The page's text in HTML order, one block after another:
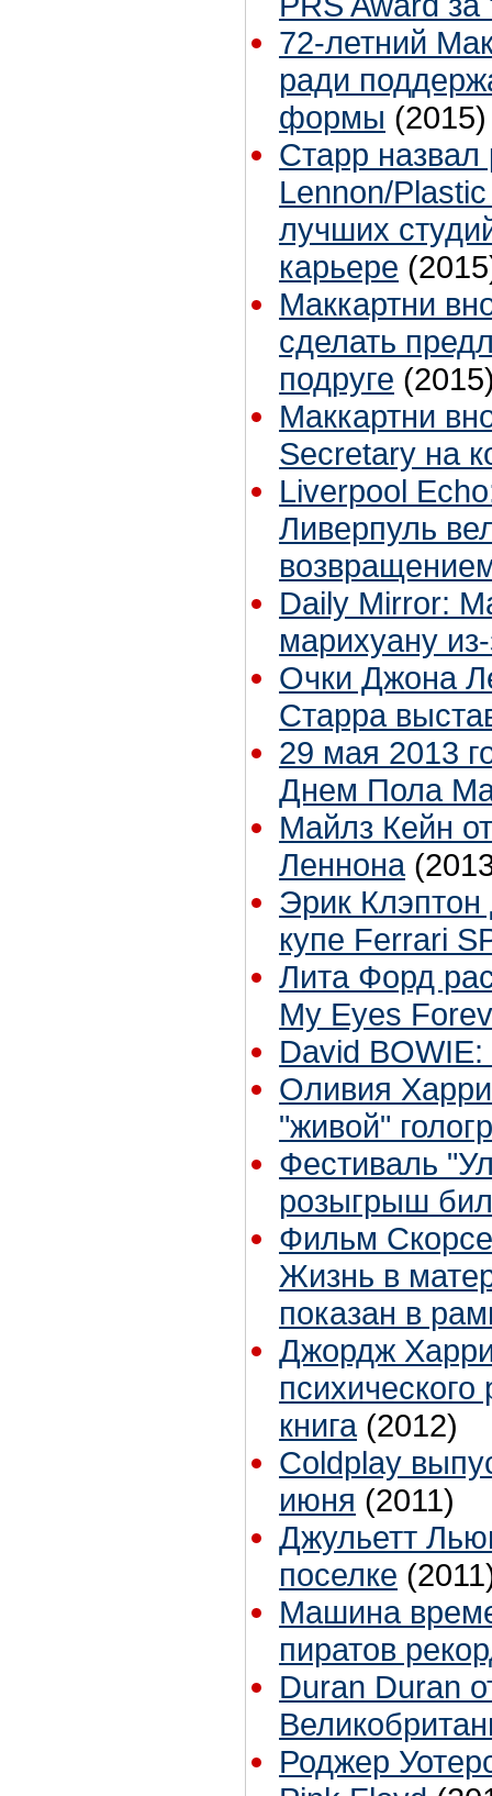
72-летний
ради
формы (2015)
Старр назвал
Lennon/
лучших
карьере
Маккартни
сделать
подруге
Маккартни
Secretary на
Liverpool
Ливерпуль
Daily Mirror:
марихуану
Очки Джона
Старра
29 мая 2013
Днем Пола
Майлз Кейн
Леннона
Эрик Клэптон
купе Ferrari
Лита Форд
My Eyes
David
Оливия
"живой"
Фестиваль
розыгрыш
Фильм
Жизнь в
показан в
Джордж
книга (2012)
Coldplay
июня (2011)
Джульетт
поселке
Машина
пиратов
Duran Duran
Роджер